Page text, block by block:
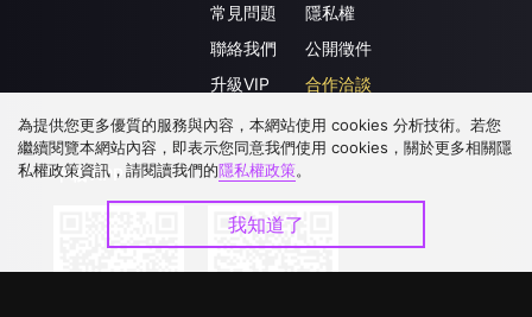
常見問題
聯絡我們
升級VIP
隱私權
公開徵件
合作洽談
下載 APP
為提供您更多優質的服務與內容，本網站使用 cookies 分析技術。若您
繼續閱覽本網站內容，即表示您同意我們使用 cookies，關於更多相關隱
私權政策資訊，請閱讀我們的隱私權政策。
我知道了